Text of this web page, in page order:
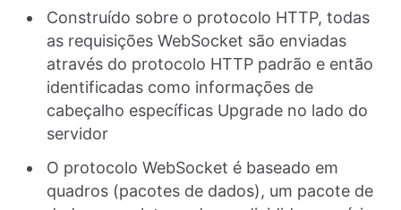
Construído sobre o protocolo HTTP, todas
as requisições WebSocket são enviadas
através do protocolo HTTP padrão e então
identificadas como informações de
cabeçalho específicas Upgrade no lado do
servidor
O protocolo WebSocket é baseado em
quadros (pacotes de dados), um pacote de